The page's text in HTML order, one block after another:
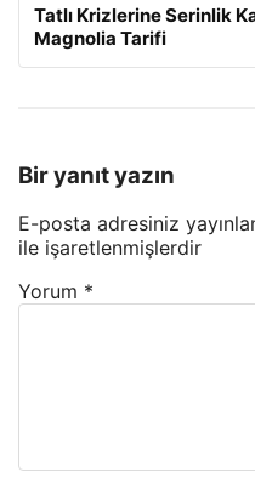
Tatlı Krizlerine Serinlik
Magnolia Tarifi
Bir yanıt yazın
E-posta adresiniz
ile işaretlenmişlerdir
Yorum *